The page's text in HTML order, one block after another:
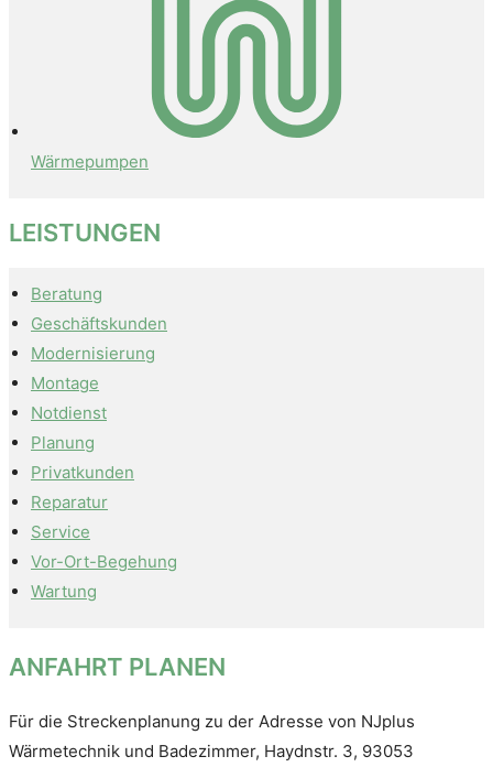
Wärmepumpen
LEISTUNGEN
Beratung
Geschäftskunden
Modernisierung
Montage
Notdienst
Planung
Privatkunden
Reparatur
Service
Vor-Ort-Be­ge­hung
Wartung
ANFAHRT PLANEN
Für die Streckenplanung zu der Adresse von NJplus
Wärmetechnik und Badezimmer, Haydnstr. 3, 93053